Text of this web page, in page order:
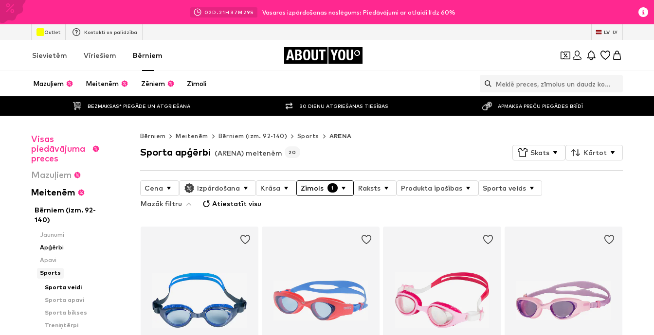
02D. 21H 37M 27S Vasaras izpārdošanas noslēgums: Piedāvājumi ar atlaidi līdz 60%
Outlet Kontakti un palīdzība LV LV
Sievietēm Vīriešiem Bērniem ABOUT YOU
Mazuļiem Meitenēm Zēniem Zīmoli
BEZMAKSAS* PIEGĀDE UN ATGRIEŠANA 30 DIENU ATGRIEŠANAS TIESĪBAS APMAKSA PREČU PIEGĀDES BRĪDĪ
Visas
piedāvājuma
preces
Mazuļiem
Meitenēm
Bērniem (izm. 92-
140)
Jaunumi
Apģērbi
Apavi
Sports
Sporta veidi
Sporta apavi
Sporta bikses
Treniņtērpi
Bērniem Meitenēm Bērniem (izm. 92-140) Sports ARENA
Sporta apģērbi (ARENA) meitenēm 20 Skats Kārtot
Cena Izpārdošana Krāsa Zīmols 1 Raksts Produkta īpašības
Sporta veids
Mazāk filtru
Atiestatīt visu